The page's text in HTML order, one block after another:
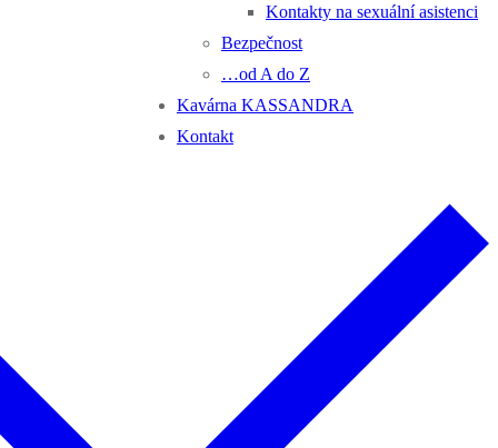
Kontakty na sexuální asistenci
Bezpečnost
…od A do Z
Kavárna KASSANDRA
Kontakt